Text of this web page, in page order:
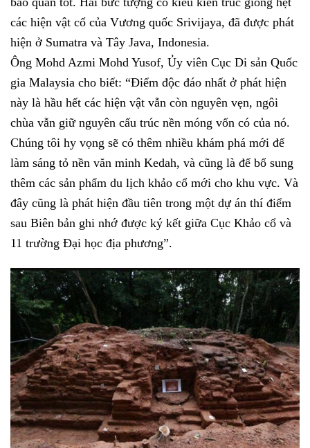
các hiện vật cổ của Vương quốc Srivijaya, đã được phát
hiện ở Sumatra và Tây Java, Indonesia.
Ông Mohd Azmi Mohd Yusof, Ủy viên Cục Di sản Quốc
gia Malaysia cho biết: “Điểm độc đáo nhất ở phát hiện
này là hầu hết các hiện vật vẫn còn nguyên vẹn, ngôi
chùa vẫn giữ nguyên cấu trúc nền móng vốn có của nó.
Chúng tôi hy vọng sẽ có thêm nhiều khám phá mới để
làm sáng tỏ nền văn minh Kedah, và cũng là để bổ sung
thêm các sản phẩm du lịch khảo cổ mới cho khu vực. Và
đây cũng là phát hiện đầu tiên trong một dự án thí điểm
sau Biên bản ghi nhớ được ký kết giữa Cục Khảo cổ và
11 trường Đại học địa phương”.